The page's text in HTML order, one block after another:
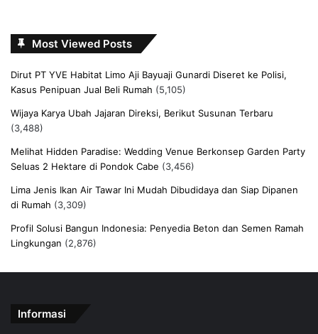
Most Viewed Posts
Dirut PT YVE Habitat Limo Aji Bayuaji Gunardi Diseret ke Polisi,
Kasus Penipuan Jual Beli Rumah (5,105)
Wijaya Karya Ubah Jajaran Direksi, Berikut Susunan Terbaru
(3,488)
Melihat Hidden Paradise: Wedding Venue Berkonsep Garden Party
Seluas 2 Hektare di Pondok Cabe (3,456)
Lima Jenis Ikan Air Tawar Ini Mudah Dibudidaya dan Siap Dipanen
di Rumah (3,309)
Profil Solusi Bangun Indonesia: Penyedia Beton dan Semen Ramah
Lingkungan (2,876)
Informasi